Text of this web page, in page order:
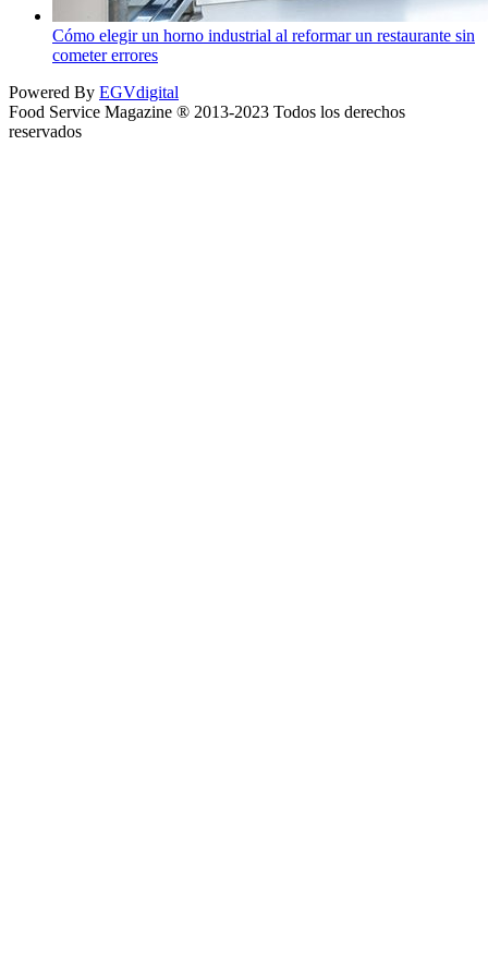
Cómo elegir un horno industrial al reformar un restaurante sin
cometer errores
Powered By EGVdigital
Food Service Magazine ® 2013-2023 Todos los derechos
reservados